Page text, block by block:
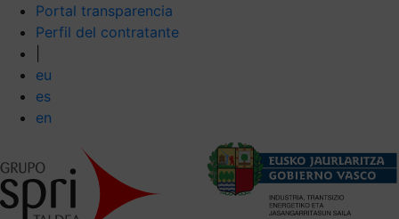
Portal transparencia
Perfil del contratante
eu
es
en